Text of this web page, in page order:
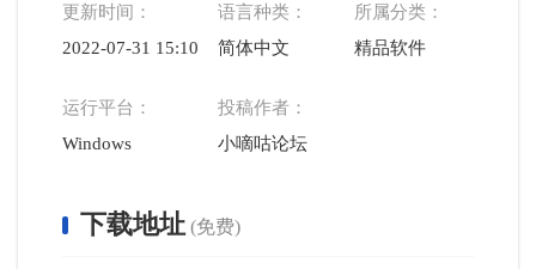
更新时间：
2022-07-31 15:10:05
语言种类：
简体中文
所属分类：
精品软件
运行平台：
Windows
投稿作者：
小嘀咕论坛
下载地址 (免费)